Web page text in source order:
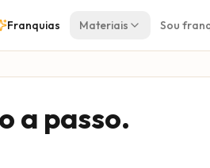
Franquias Materiais Sou
a passo.